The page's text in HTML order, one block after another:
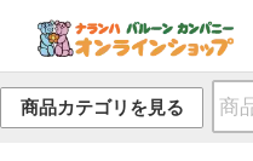
商品カテゴリを見る